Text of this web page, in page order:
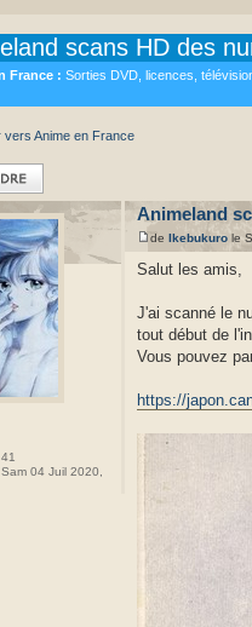
scans HD des
France : Sorties DVD, licences,
vers Anime en France
41
Sam 04 Juil 2020,
Animeland
de Ikebukuro le
Salut les amis,
J'ai scanné le
tout début de
Vous pouvez
https://